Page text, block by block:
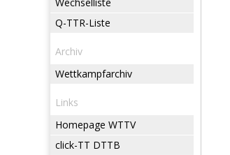
Q-TTR-Liste
Archiv
Wettkampfarchiv
Links
Homepage WTTV
click-TT DTTB